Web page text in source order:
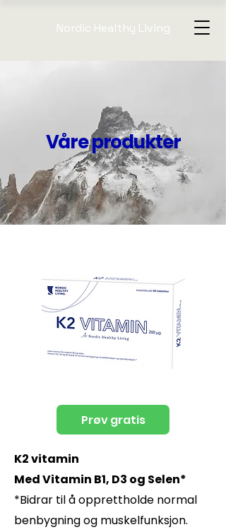
Nordic Healthy Living
Våre produkter
Prøv gratis
K2 vitamin
Med Vitamin B1, D3 og Selen*
*Bidrar til å opprettholde normal
benbygning og muskelfunksjon.